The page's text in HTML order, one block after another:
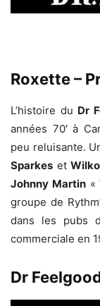
Roxette –
L’histoire du Dr
années 70′ à
peu reluisante.
Sparkes et
Johnny Martin«
groupe de
dans les pubs
commerciale en
Dr